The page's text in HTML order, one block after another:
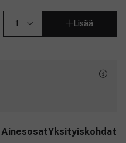
Lisää
AinesosatYksityiskohdat